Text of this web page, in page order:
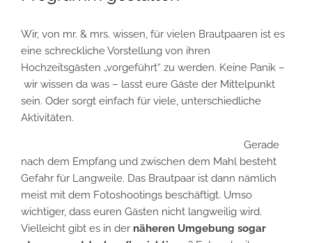
Wir, von mr. & mrs. wissen, für vielen Brautpaaren ist es
eine schreckliche Vorstellung von ihren
Hochzeitsgästen „vorgeführt“ zu werden. Keine Panik –
wir wissen da was – lasst eure Gäste der Mittelpunkt
sein. Oder sorgt einfach für viele, unterschiedliche
Aktivitäten.
Gerade
nach dem Empfang und zwischen dem Mahl besteht
Gefahr für Langweile. Das Brautpaar ist dann nämlich
meist mit dem Fotoshootings beschäftigt. Umso
wichtiger, dass euren Gästen nicht langweilig wird.
Vielleicht gibt es in der näheren Umgebung sogar